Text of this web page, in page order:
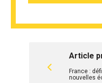
Article
France :
nouvelles